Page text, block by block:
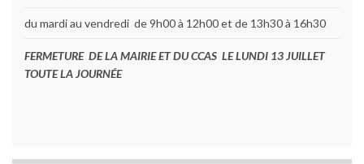
du mardi au vendredi de 9h00 à 12h00 et de 13h30 à 16h30
FERMETURE DE LA MAIRIE ET DU CCAS LE LUNDI 13 JUILLET
TOUTE LA JOURNÉE